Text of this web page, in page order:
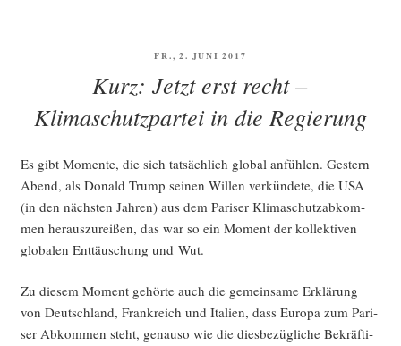
rungs­
mi­
nis­
te­
ri­
VERÖFFENTLICHT
FR., 2. JUNI 2017
Kurz: Jetzt erst recht –
Klimaschutzpartei in die Regierung
Es gibt Momen­te, die sich tat­säch­lich glo­bal anfüh­len. Ges­tern
Abend, als Donald Trump sei­nen Wil­len ver­kün­de­te, die USA
(in den nächs­ten Jah­ren) aus dem Pari­ser Kli­ma­schutz­ab­kom­
men her­aus­zu­rei­ßen, das war so ein Moment der kol­lek­ti­ven
glo­ba­len Ent­täu­schung und Wut.
Zu die­sem Moment gehör­te auch die gemein­sa­me Erklä­rung
von Deutsch­land, Frank­reich und Ita­li­en, dass Euro­pa zum Pari­
ser Abkom­men steht, genau­so wie die dies­be­züg­li­che Bekräf­ti­